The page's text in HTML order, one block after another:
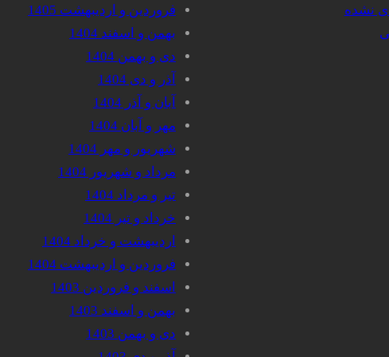
نشده
فروردین و اردیبهشت 1405
بهمن و اسفند 1404
دی و بهمن 1404
آذر و دی 1404
آبان و آذر 1404
مهر و آبان 1404
شهریور و مهر 1404
مرداد و شهریور 1404
تیر و مرداد 1404
خرداد و تیر 1404
اردیبهشت و خرداد 1404
فروردین و اردیبهشت 1404
اسفند و فروردین 1403
بهمن و اسفند 1403
دی و بهمن 1403